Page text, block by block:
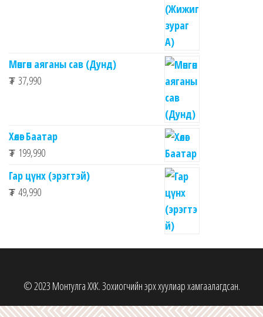
Мөнгөн аяганы сав (Дунд)
₮ 37,990
Хөлөг Баатар
₮ 199,990
Гар цүнх (эрэгтэй)
₮ 49,990
© 2023 Монтулга ХХК. Зохиогчийн эрх хуулиар хамгаалагдсан.